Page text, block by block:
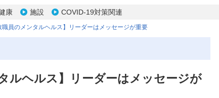
康 施設 COVID-19対策関連
職員のメンタルヘルス】リーダーはメッセージが重要
ルヘルス】リーダーはメッセージが